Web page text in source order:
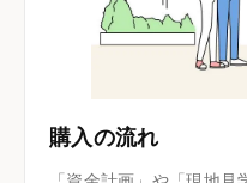
購入の流れ